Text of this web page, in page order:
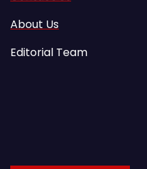
About Us
Editorial Team